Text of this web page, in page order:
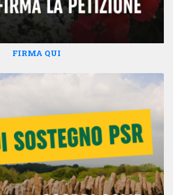
FIRMA QUI